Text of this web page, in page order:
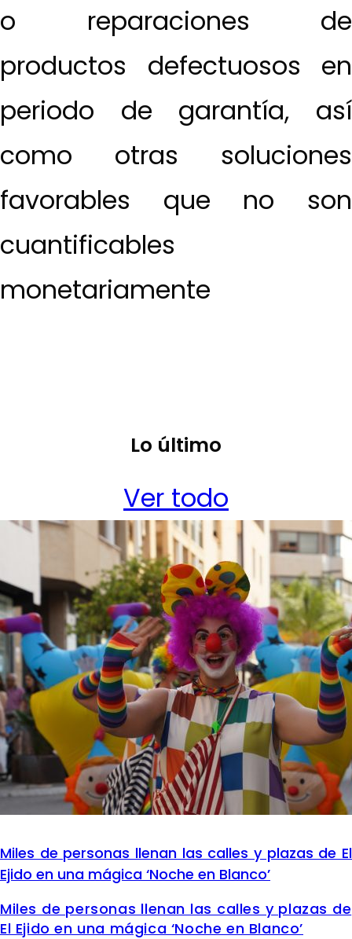
o reparaciones de
productos defectuosos en
periodo de garantía, así
como otras soluciones
favorables que no son
cuantificables
monetariamente
Lo último
Ver todo
Miles de personas llenan las calles y plazas de El
Ejido en una mágica ‘Noche en Blanco’
Miles de personas llenan las calles y plazas de
El Ejido en una mágica ‘Noche en Blanco’